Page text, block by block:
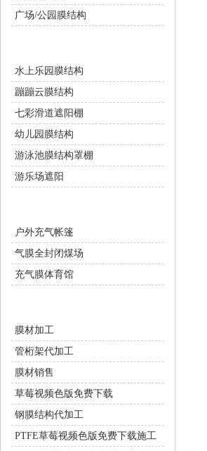
广场/公园膜结构
水上乐园膜结构
蹦蹦云膜结构
七彩滑道遮阳棚
幼儿园膜结构
游泳池膜结构罩棚
游乐场遮阳
户外充气帐篷
气膜全封闭煤场
充气膜体育馆
膜材加工
管桁架代加工
膜材销售
草莓视频色版免费下载
钢膜结构代加工
PTFE草莓视频色版免费下载施工